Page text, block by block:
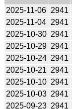
2025-11-06 2941
2025-11-04 2941
2025-10-30 2941
2025-10-29 2941
2025-10-24 2941
2025-10-21 2941
2025-10-10 2941
2025-10-03 2941
2025-09-23 2941